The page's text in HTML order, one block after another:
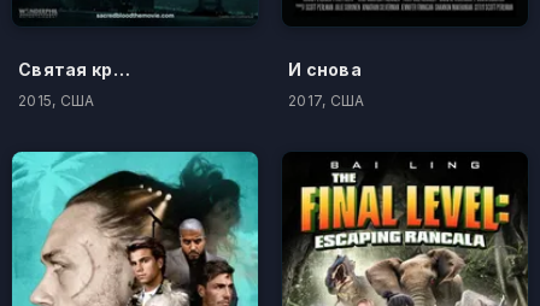
Святая кровь
2015, США
И снова
2017, США